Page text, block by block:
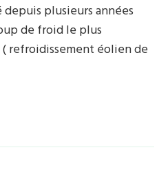
plusieurs années
de froid le plus
refroidissement éolien de